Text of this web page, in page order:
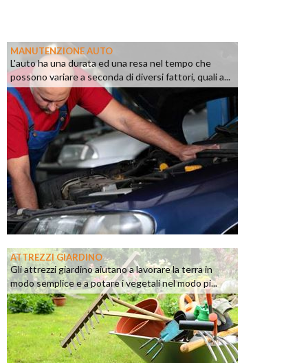
MANUTENZIONE AUTO
L'auto ha una durata ed una resa nel tempo che
possono variare a seconda di diversi fattori, quali a...
ATTREZZI GIARDINO
Gli attrezzi giardino aiutano a lavorare la terra in
modo semplice e a potare i vegetali nel modo pi...